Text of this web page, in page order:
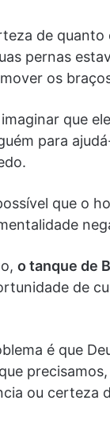
de quanto
pernas
os
que
para
que o
o tanque de
de
é que
ou certeza